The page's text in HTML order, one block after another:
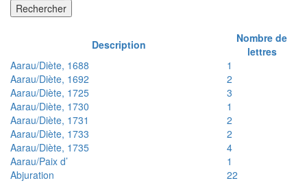
Rechercher
Description
Nombre de
lettres
Aarau/Diète, 1688
1
Aarau/Diète, 1692
2
Aarau/Diète, 1725
3
Aarau/Diète, 1730
1
Aarau/Diète, 1731
2
Aarau/Diète, 1733
2
Aarau/Diète, 1735
4
Aarau/Paix d’
1
Abjuration
22